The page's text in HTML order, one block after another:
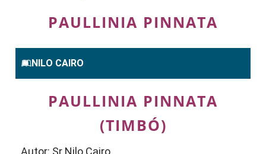
PAULLINIA PINNATA
NILO CAIRO
PAULLINIA PINNATA
(TIMBÓ)
Autor: Sr Nilo Cairo